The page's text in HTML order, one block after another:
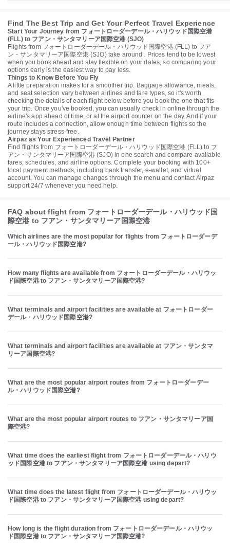
Find The Best Trip and Get Your Perfect Travel Experience
Start Your Journey from フォートローダーデール・ハリウッド国際空港
(FLL) to フアン・サンタマリーア国際空港 (SJO)
Flights from フォートローダーデール・ハリウッド国際空港 (FLL) to フア
ン・サンタマリーア国際空港 (SJO) take around . Prices tend to be lowest
when you book ahead and stay flexible on your dates, so comparing your
options early is the easiest way to pay less.
Things to Know Before You Fly
A little preparation makes for a smoother trip. Baggage allowance, meals,
and seat selection vary between airlines and fare types, so it's worth
checking the details of each flight below before you book the one that fits
your trip. Once you've booked, you can usually check in online through the
airline's app ahead of time, or at the airport counter on the day. And if your
route includes a connection, allow enough time between flights so the
journey stays stress-free.
Airpaz as Your Experienced Travel Partner
Find flights from フォートローダーデール・ハリウッド国際空港 (FLL) to フ
アン・サンタマリーア国際空港 (SJO) in one search and compare available
fares, schedules, and airline options. Complete your booking with 100+
local payment methods, including bank transfer, e-wallet, and virtual
account. You can manage changes through the menu and contact Airpaz
support 24/7 whenever you need help.
FAQ about flight from フォートローダーデール・ハリウッド国
際空港 to フアン・サンタマリーア国際空港
Which airlines are the most popular for flights from フォートローダーデ
ール・ハリウッド国際空港?
How many flights are available from フォートローダーデール・ハリウッ
ド国際空港 to フアン・サンタマリーア国際空港?
What terminals and airport facilities are available at フォートローダー
デール・ハリウッド国際空港?
What terminals and airport facilities are available at フアン・サンタマ
リーア国際空港?
What are the most popular airport routes from フォートローダーデー
ル・ハリウッド国際空港?
What are the most popular airport routes to フアン・サンタマリーア国
際空港?
What time does the earliest flight from フォートローダーデール・ハリウ
ッド国際空港 to フアン・サンタマリーア国際空港 using depart?
What time does the latest flight from フォートローダーデール・ハリウッ
ド国際空港 to フアン・サンタマリーア国際空港 using depart?
How long is the flight duration from フォートローダーデール・ハリウッ
ド国際空港 to フアン・サンタマリーア国際空港?